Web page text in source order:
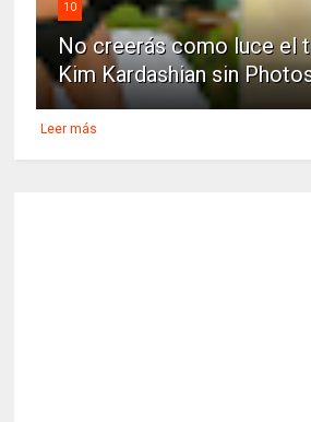
10
No creerás como luce el
Kim Kardashian sin
Leer más